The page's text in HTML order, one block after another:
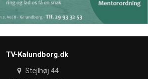
TV-Kalundborg.dk
Stejlhøj 44